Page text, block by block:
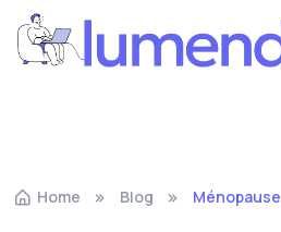
Home Blog Ménopause